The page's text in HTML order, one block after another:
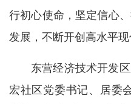
行初心使命，坚定信心
发展，不断开创高水平现
东营经济技术开发
宏社区党委书记、居委